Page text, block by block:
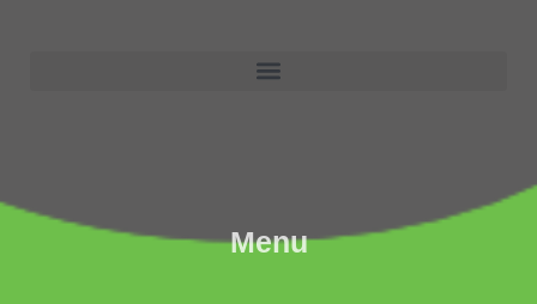
Menu